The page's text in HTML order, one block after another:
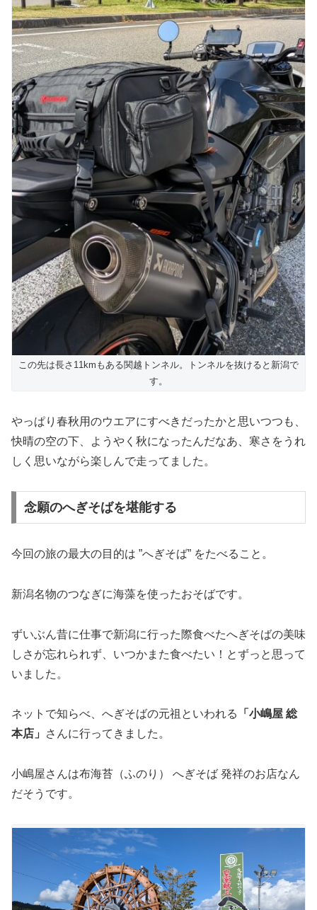
この先は長さ11kmもある関越トンネル。トンネルを抜けると新潟で
す。
やっぱり春秋用のウエアにすべきだったかと思いつつも、
快晴の空の下、ようやく秋になったんだなあ、寒さをうれ
しく思いながら楽しんで走ってました。
念願のへぎそばを堪能する
今回の旅の最大の目的は ”へぎそば” をたべること。
新潟名物のつなぎに海藻を使ったおそばです。
ずいぶん昔に仕事で新潟に行った際食べたへぎそばの美味
しさが忘れられず、いつかまた食べたい！とずっと思って
いました。
ネットで知らべ、へぎそばの元祖といわれる
「小嶋屋 総
本店」
さんに行ってきました。
小嶋屋さんは布海苔（ふのり） へぎそば 発祥のお店なん
だそうです。